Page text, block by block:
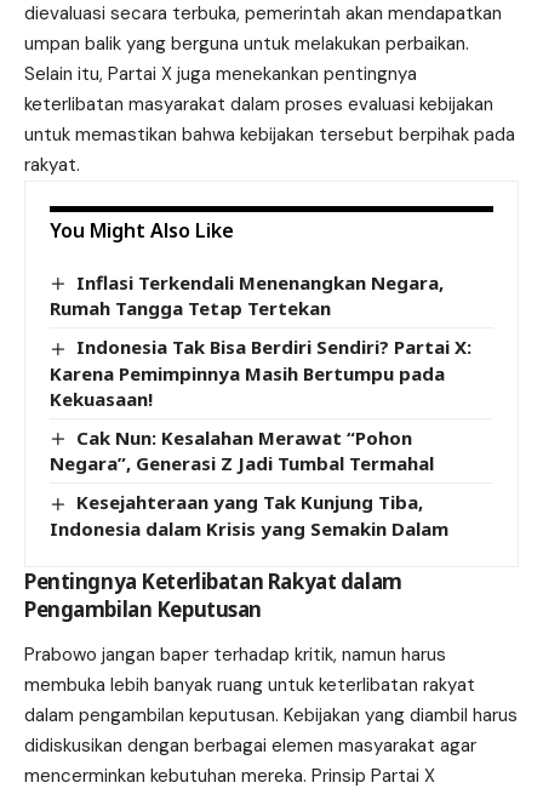
dievaluasi secara terbuka, pemerintah akan mendapatkan
umpan balik yang berguna untuk melakukan perbaikan.
Selain itu, Partai X juga menekankan pentingnya
keterlibatan masyarakat dalam proses evaluasi kebijakan
untuk memastikan bahwa kebijakan tersebut berpihak pada
rakyat.
You Might Also Like
Inflasi Terkendali Menenangkan Negara,
Rumah Tangga Tetap Tertekan
Indonesia Tak Bisa Berdiri Sendiri? Partai X:
Karena Pemimpinnya Masih Bertumpu pada
Kekuasaan!
Cak Nun: Kesalahan Merawat “Pohon
Negara”, Generasi Z Jadi Tumbal Termahal
Kesejahteraan yang Tak Kunjung Tiba,
Indonesia dalam Krisis yang Semakin Dalam
Pentingnya Keterlibatan Rakyat dalam
Pengambilan Keputusan
Prabowo jangan baper terhadap kritik, namun harus
membuka lebih banyak ruang untuk keterlibatan rakyat
dalam pengambilan keputusan. Kebijakan yang diambil harus
didiskusikan dengan berbagai elemen masyarakat agar
mencerminkan kebutuhan mereka. Prinsip Partai X